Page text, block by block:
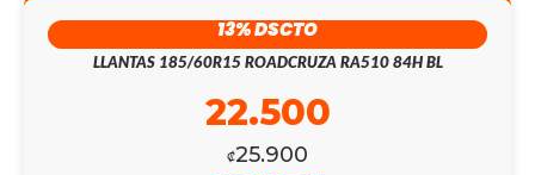
13% DSCTO
LLANTAS 185/60R15 ROADCRUZA RA510 84H BL
₡25.900
22.500